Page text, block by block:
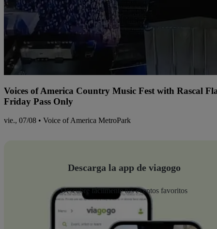
Voices of America Country Music Fest with Rascal
Friday Pass Only
vie., 07/08 • Voice of America MetroPark
Descarga la app de viagogo
Descubre fácilmente tus eventos favoritos